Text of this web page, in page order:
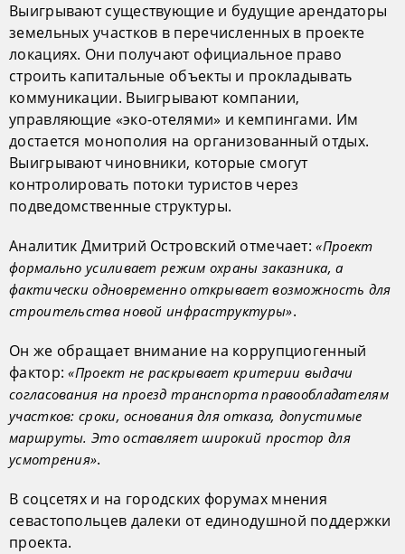
Выигрывают существующие и будущие арендаторы
земельных участков в перечисленных в проекте
локациях. Они получают официальное право
строить капитальные объекты и прокладывать
коммуникации. Выигрывают компании,
управляющие «эко-отелями» и кемпингами. Им
достается монополия на организованный отдых.
Выигрывают чиновники, которые смогут
контролировать потоки туристов через
подведомственные структуры.
Аналитик Дмитрий Островский отмечает:«Проект
формально усиливает режим охраны заказника, а
фактически одновременно открывает возможность для
строительства новой инфраструктуры».
Он же обращает внимание на коррупциогенный
фактор:«Проект не раскрывает критерии выдачи
согласования на проезд транспорта правообладателям
участков: сроки, основания для отказа, допустимые
маршруты. Это оставляет широкий простор для
усмотрения».
В соцсетях и на городских форумах мнения
севастопольцев далеки от единодушной поддержки
проекта.